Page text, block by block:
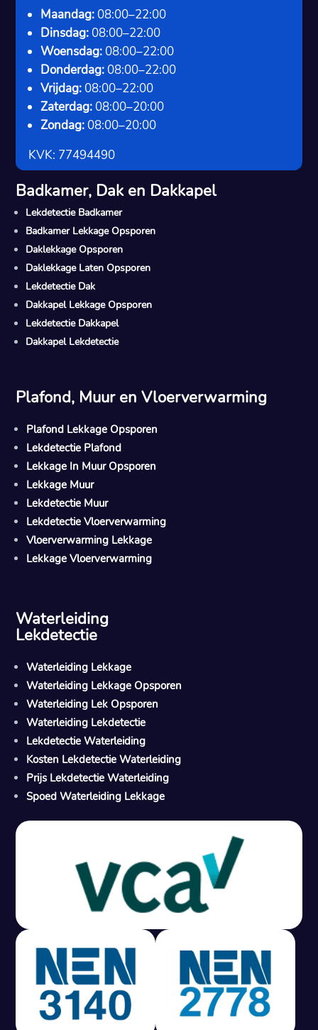
M
Gratis offerte in 24 uur
Geen lekkage? Geen betaling.
Vast tarief van € 395,- exc btw.
Rapport binnen 3 werkdagen.
100% RIsicovrij.
Vaak vergoed door verzekeraar.
Maandag: 08:00–22:00
Dinsdag: 08:00–22:00
Woensdag: 08:00–22:00
Donderdag: 08:00–22:00
Vrijdag: 08:00–22:00
Zaterdag: 08:00–20:00
Zondag: 08:00–20:00
KVK: 77494490
Badkamer, Dak en Dakkapel
Lekdetectie Badkamer
Badkamer Lekkage Opsporen
Daklekkage Opsporen
Daklekkage Laten Opsporen
Lekdetectie Dak
Dakkapel Lekkage Opsporen
Lekdetectie Dakkapel
Dakkapel Lekdetectie
Plafond, Muur en Vloerverwarming
Plafond Lekkage Opsporen
Lekdetectie Plafond
Lekkage In Muur Opsporen
Lekkage Muur
Lekdetectie Muur
Lekdetectie Vloerverwarming
Vloerverwarming Lekkage
Lekkage Vloerverwarming
Waterleiding
Lekdetectie
Waterleiding Lekkage
Waterleiding Lekkage Opsporen
Waterleiding Lek Opsporen
Waterleiding Lekdetectie
Lekdetectie Waterleiding
Kosten Lekdetectie Waterleiding
Prijs Lekdetectie Waterleiding
Spoed Waterleiding Lekkage